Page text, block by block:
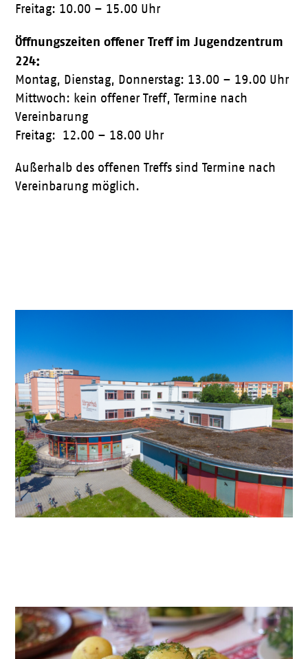
Freitag: 10.00 – 15.00 Uhr
Öffnungszeiten offener Treff im Jugendzentrum
224:
Montag, Dienstag, Donnerstag: 13.00 – 19.00 Uhr
Mittwoch: kein offener Treff, Termine nach
Vereinbarung
Freitag: 12.00 – 18.00 Uhr
Außerhalb des offenen Treffs sind Termine nach
Vereinbarung möglich.